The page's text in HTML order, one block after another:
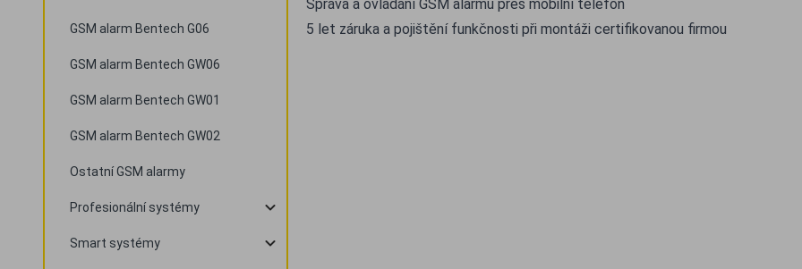
GSM alarm Bentech G06
GSM alarm Bentech GW06
GSM alarm Bentech GW01
GSM alarm Bentech GW02
Ostatní GSM alarmy
Profesionální systémy
Smart systémy
Správa a ovládání GSM alarmu přes mobilní telefon
5 let záruka a pojištění funkčnosti při montáži certifikovanou firmou